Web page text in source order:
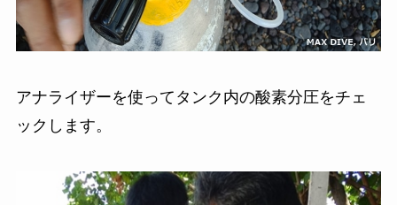
アナライザーを使ってタンク内の酸素分圧をチェ
ックします。